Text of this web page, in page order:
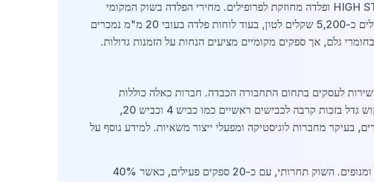
הפופולריים כוללים פלדה מבנית S355, פלדה HIGH STRENGTH LOW ALLOY (HSLA) ופלדה מחוזקת לפרופילים. מחירי הפלדה בשוק המקומי
נעים בין 4,200 ל-6,500 שקלים לטון, תלוי בסוג ובכמות. לדוגמה, פרופילי HEA עולים כ-5,200 שקלים לטון, בעוד לוחות פלדה בעובי 20 מ"מ נמכרים
לעסקים בתחום התחבורה הכבדה. חברות כאלה כוללות
מפעלים באזור התעשייה של גבעתיים, שמציעות שירותי חיתוך, ריתוך והרכבה. הביקוש גדל בזכות קרבה לכבישים ראשיים כמו כביש 4 וכביש 20,
משמשת בעיקר לייצור מסגרות משאיות, מיכלי דלק ומנופים. השוק תחרותי, עם כ-20 ספקים פעילים, כאשר 40%